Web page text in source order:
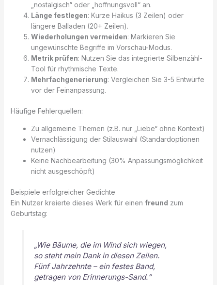
„nostalgisch“ oder „hoffnungsvoll“ an.
Länge festlegen: Kurze Haikus (3 Zeilen) oder
längere Balladen (20+ Zeilen).
Wiederholungen vermeiden: Markieren Sie
ungewünschte Begriffe im Vorschau-Modus.
Metrik prüfen: Nutzen Sie das integrierte Silbenzähl-
Tool für rhythmische Texte.
Mehrfachgenerierung: Vergleichen Sie 3-5 Entwürfe
vor der Feinanpassung.
Häufige Fehlerquellen:
Zu allgemeine Themen (z.B. nur „Liebe“ ohne Kontext)
Vernachlässigung der Stilauswahl (Standardoptionen
nutzen)
Keine Nachbearbeitung (30% Anpassungsmöglichkeit
nicht ausgeschöpft)
Beispiele erfolgreicher Gedichte
Ein Nutzer kreierte dieses Werk für einen freund zum
Geburtstag:
„Wie Bäume, die im Wind sich wiegen,
so steht mein Dank in diesen Zeilen.
Fünf Jahrzehnte – ein festes Band,
getragen von Erinnerungs-Sand.“